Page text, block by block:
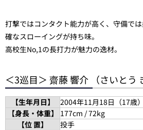
打撃ではコンタクト能力が高く、守備で
確なスローイングが持ち味。
高校生No,1の長打力が魅力の逸材。
＜3巡目＞ 齋藤 響介 （さいとう
【生年月日】
2004年11月18日（17歳）
【身長・体重】
177cm / 72kg
【位 置】
投手